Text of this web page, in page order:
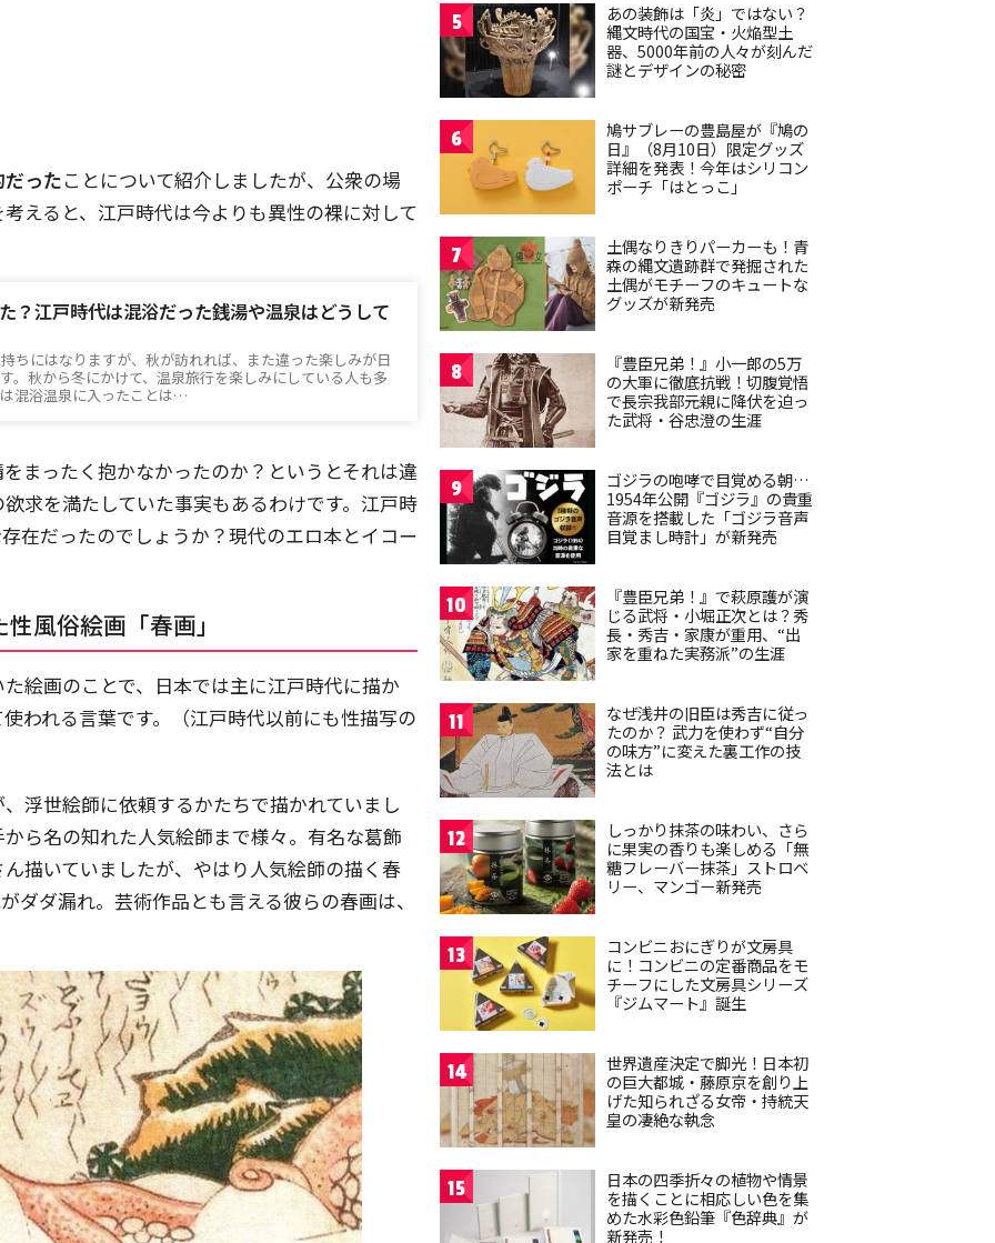
ったことについて紹介しましたが、公衆の場
えると、江戸時代は今よりも異性の裸に対して
？江戸時代は混浴だった銭湯や温泉はどうして
ちにはなりますが、秋が訪れれば、また違った楽しみが日
。秋から冬にかけて、温泉旅行を楽しみにしている人も多
混浴温泉に入ったことは…
まったく抱かなかったのか？というとそれは違
求を満たしていた事実もあるわけです。江戸時
在だったのでしょうか？現代のエロ本とイコー
風俗絵画「春画」
絵画のことで、日本では主に江戸時代に描か
われる言葉です。（江戸時代以前にも性描写の
浮世絵師に依頼するかたちで描かれていまし
ら名の知れた人気絵師まで様々。有名な葛飾
描いていましたが、やはり人気絵師の描く春
ダダ漏れ。芸術作品とも言える彼らの春画は、
5
あの装飾は「炎」ではない？
縄文時代の国宝・火焔型土
器、5000年前の人々が刻んだ
謎とデザインの秘密
6
鳩サブレーの豊島屋が『鳩の
日』（8月10日）限定グッズ
詳細を発表！今年はシリコン
ポーチ「はとっこ」
7
土偶なりきりパーカーも！青
森の縄文遺跡群で発掘された
土偶がモチーフのキュートな
グッズが新発売
8
『豊臣兄弟！』小一郎の5万
の大軍に徹底抗戦！切腹覚悟
で長宗我部元親に降伏を迫っ
た武将・谷忠澄の生涯
9
ゴジラの咆哮で目覚める朝…
1954年公開『ゴジラ』の貴重
音源を搭載した「ゴジラ音声
目覚まし時計」が新発売
10
『豊臣兄弟！』で萩原護が演
じる武将・小堀正次とは？秀
長・秀吉・家康が重用、“出
家を重ねた実務派”の生涯
11
なぜ浅井の旧臣は秀吉に従っ
たのか？ 武力を使わず“自分
の味方”に変えた裏工作の技
法とは
12
しっかり抹茶の味わい、さら
に果実の香りも楽しめる「無
糖フレーバー抹茶」ストロベ
リー、マンゴー新発売
13
コンビニおにぎりが文房具
に！コンビニの定番商品をモ
チーフにした文房具シリーズ
『ジムマート』誕生
14
世界遺産決定で脚光！日本初
の巨大都城・藤原京を創り上
げた知られざる女帝・持統天
皇の凄絶な執念
15
日本の四季折々の植物や情景
を描くことに相応しい色を集
めた水彩色鉛筆『色辞典』が
新発売！